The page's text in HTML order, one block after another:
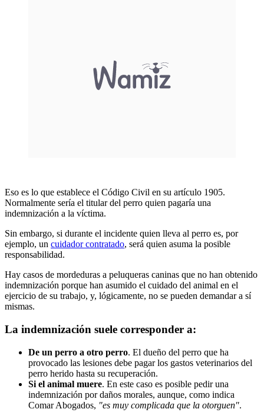
Eso es lo que establece el Código Civil en su artículo 1905.
Normalmente sería el titular del perro quien pagaría una
indemnización a la víctima.
Sin embargo, si durante el incidente quien lleva al perro es, por
ejemplo, un cuidador contratado, será quien asuma la posible
responsabilidad.
Hay casos de mordeduras a peluqueras caninas que no han obtenido
indemnización porque han asumido el cuidado del animal en el
ejercicio de su trabajo, y, lógicamente, no se pueden demandar a sí
mismas.
La indemnización suele corresponder a:
De un perro a otro perro. El dueño del perro que ha
provocado las lesiones debe pagar los gastos veterinarios del
perro herido hasta su recuperación.
Si el animal muere. En este caso es posible pedir una
indemnización por daños morales, aunque, como indica
Comar Abogados, "es muy complicada que la otorguen".